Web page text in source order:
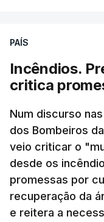
PAÍS
Incêndios.
critica
Num discurso
dos Bombeiros
veio criticar o
desde os
promessas por
recuperação da
e reitera a